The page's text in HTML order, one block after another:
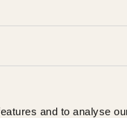
and to analyse